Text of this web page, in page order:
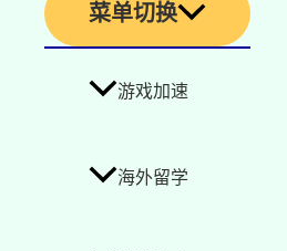
菜单切换
游戏加速
海外留学